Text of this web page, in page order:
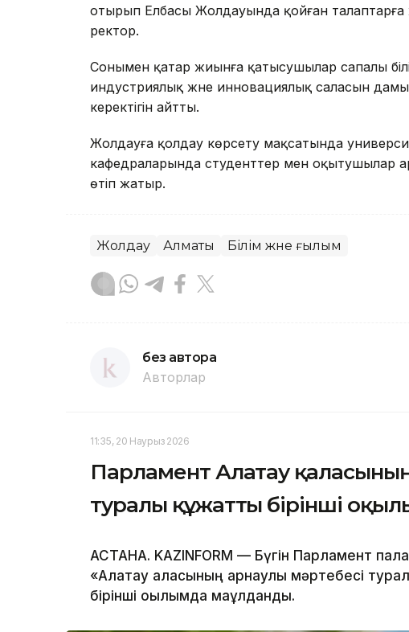
отырып Елбасы Жолдауында қойған
ректор.
Сонымен қатар жиынға қатысушылар сапалы
индустриялық және инновациялық саласын
керектігін айтты.
Жолдауға қолдау көрсету мақсатында
кафедраларында студенттер мен оқытушылар
өтіп жатыр.
Жолдау Алматы Білім және ғылым
без автора
Авторлар
11:35, 20 Наурыз 2026
Парламент Алатау
туралы құжатты бірінші
АСТАНА. KAZINFORM — Бүгін Парламент
«Алатау қаласының арнаулы мәртебесі
бірінші оқылымда мақұлданды.